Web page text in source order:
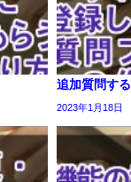
追加質問する
2023年1月18日